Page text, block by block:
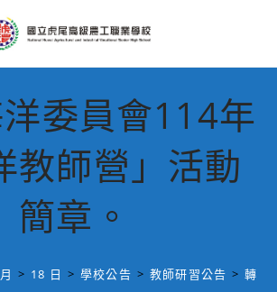
委員會114年
教師營」活動
簡章。
> 18 日 > 學校公告 > 教師研習公告 > 轉知